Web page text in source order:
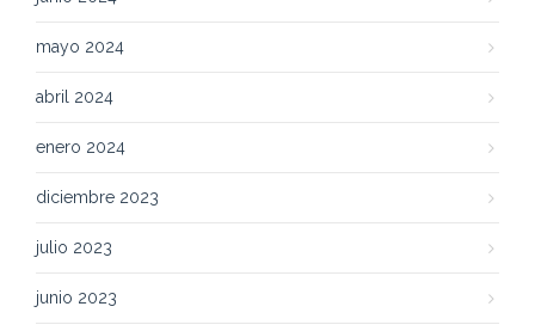
mayo 2024
abril 2024
enero 2024
diciembre 2023
julio 2023
junio 2023